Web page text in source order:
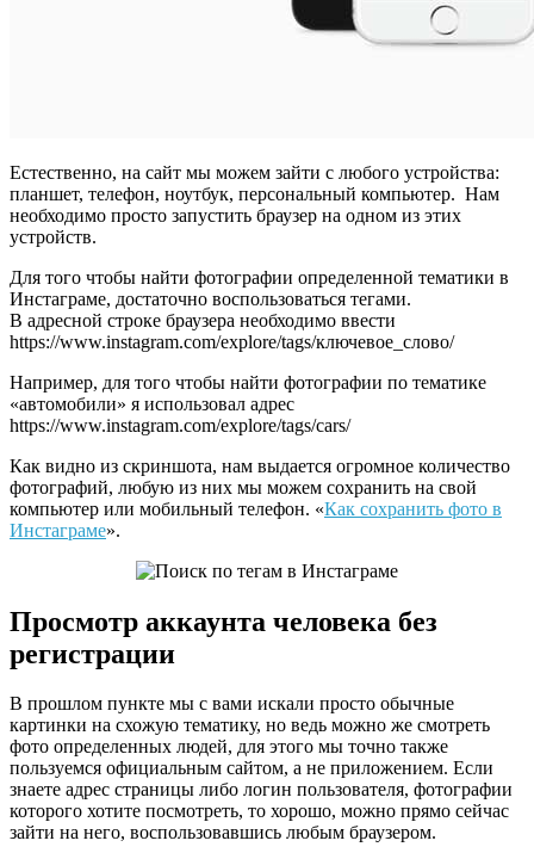
Естественно, на сайт мы можем зайти с любого устройства:
планшет, телефон, ноутбук, персональный компьютер. Нам
необходимо просто запустить браузер на одном из этих
устройств.
Для того чтобы найти фотографии определенной тематики в
Инстаграме, достаточно воспользоваться тегами.
В адресной строке браузера необходимо ввести
https://www.instagram.com/explore/tags/ключевое_слово/
Например, для того чтобы найти фотографии по тематике
«автомобили» я использовал адрес
https://www.instagram.com/explore/tags/cars/
Как видно из скриншота, нам выдается огромное количество
фотографий, любую из них мы можем сохранить на свой
компьютер или мобильный телефон. «Как сохранить фото в
Инстаграме».
Просмотр аккаунта человека без
регистрации
В прошлом пункте мы с вами искали просто обычные
картинки на схожую тематику, но ведь можно же смотреть
фото определенных людей, для этого мы точно также
пользуемся официальным сайтом, а не приложением. Если
знаете адрес страницы либо логин пользователя, фотографии
которого хотите посмотреть, то хорошо, можно прямо сейчас
зайти на него, воспользовавшись любым браузером.